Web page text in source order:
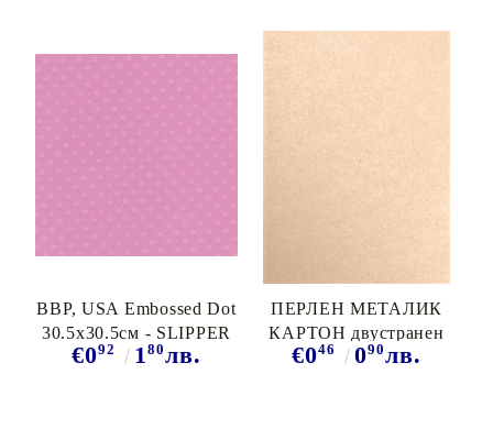
BBP, USA Embossed Dot
30.5x30.5см - SLIPPER
€092 180лв.
ПЕРЛЕН МЕТАЛИК
КАРТОН двустранен
STARDREAM PEARL &
€046 090лв.